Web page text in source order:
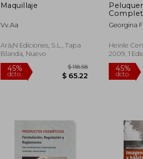
Maquillaje
Vv.Aa
Arã¡N Ediciones, S.L., Tapa
Blanda, Nuevo
Georgina
Heinle
2009, 1
Blanda,